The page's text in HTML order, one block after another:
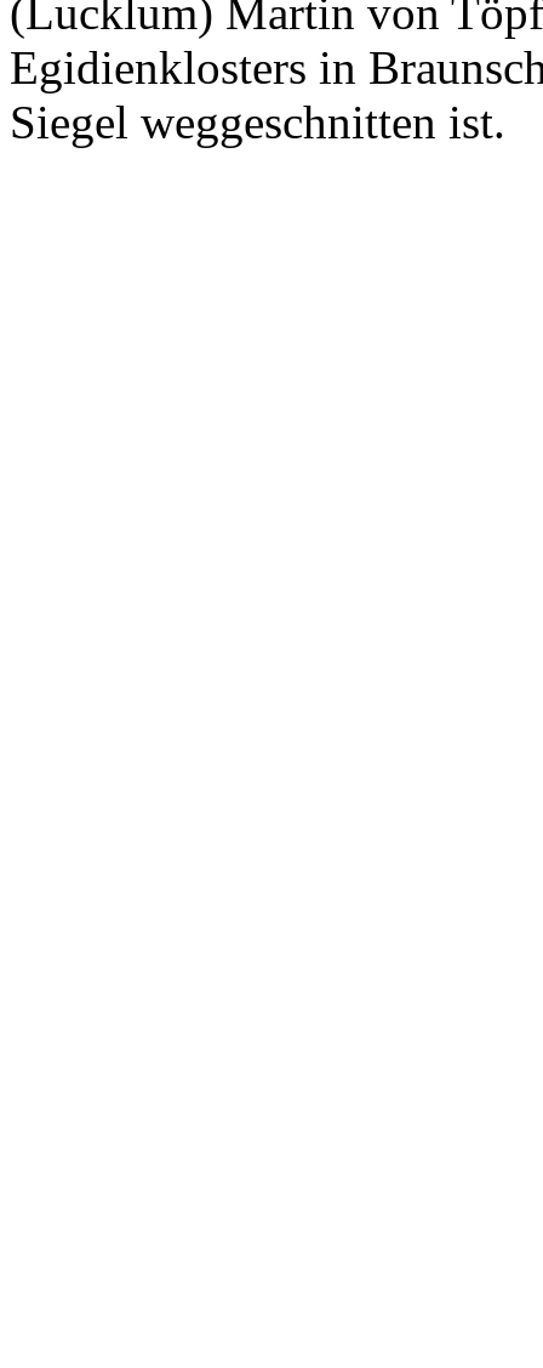
(Lucklum) Martin von
Egidienklosters in
Siegel weggeschnitten ist.